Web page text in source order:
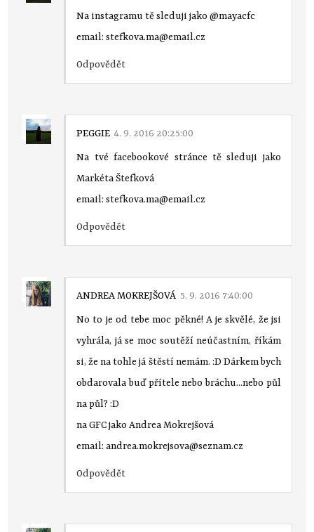
Na instagramu tě sleduji jako @mayacfc
email: stefkova.ma@email.cz
Odpovědět
PEGGIE 4. 9. 2016 20:25:00
Na tvé facebookové stránce tě sleduji jako
Markéta Štefková
email: stefkova.ma@email.cz
Odpovědět
ANDREA MOKREJŠOVÁ 5. 9. 2016 7:40:00
No to je od tebe moc pěkné! A je skvělé, že jsi
vyhrála, já se moc soutěží neúčastním, říkám
si, že na tohle já štěstí nemám. :D Dárkem bych
obdarovala buď přítele nebo bráchu...nebo půl
na půl? :D
na GFC jako Andrea Mokrejšová
email: andrea.mokrejsova@seznam.cz
Odpovědět